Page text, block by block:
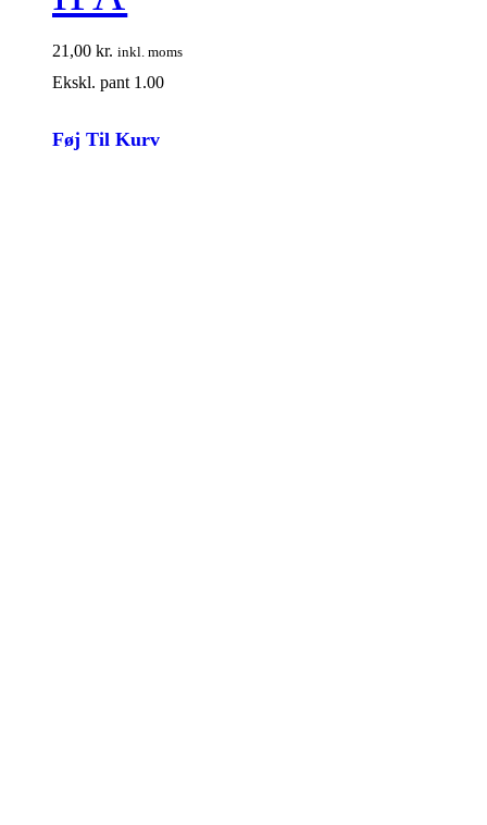
21,00 kr. inkl. moms
Ekskl. pant 1.00
Føj Til Kurv